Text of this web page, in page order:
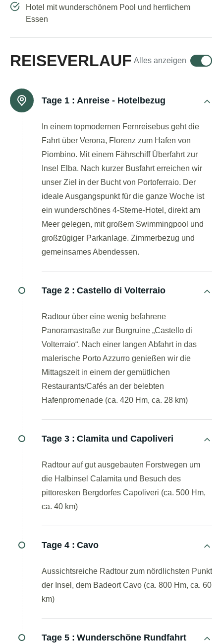
Hotel mit wunderschönem Pool und herrlichem
Essen
REISEVERLAUF Alles anzeigen
Tage 1 : Anreise - Hotelbezug
In einem topmodernen Fernreisebus geht die
Fahrt über Verona, Florenz zum Hafen von
Piombino. Mit einem Fährschiff Überfahrt zur
Insel Elba. Nach kurzer Busfahrt erreichen wir
unser Ziel in der Bucht von Portoferraio. Der
ideale Ausgangspunkt für die ganze Woche ist
ein wunderschönes 4-Sterne-Hotel, direkt am
Meer gelegen, mit großem Swimmingpool und
großzügiger Parkanlage. Zimmerbezug und
gemeinsames Abendessen.
Tage 2 : Castello di Volterraio
Radtour über eine wenig befahrene
Panoramastraße zur Burgruine „Castello di
Volterraio“. Nach einer langen Abfahrt in das
malerische Porto Azzurro genießen wir die
Mittagszeit in einem der gemütlichen
Restaurants/Cafés an der belebten
Hafenpromenade (ca. 420 Hm, ca. 28 km)
Tage 3 : Clamita und Capoliveri
Radtour auf gut ausgebauten Forstwegen um
die Halbinsel Calamita und Besuch des
pittoresken Bergdorfes Capoliveri (ca. 500 Hm,
ca. 40 km)
Tage 4 : Cavo
Aussichtsreiche Radtour zum nördlichsten Punkt
der Insel, dem Badeort Cavo (ca. 800 Hm, ca. 60
km)
Tage 5 : Wunderschöne Rundfahrt